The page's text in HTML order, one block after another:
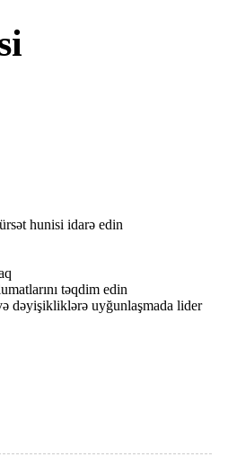
hunisi idarə edin
təqdim edin
dəyişikliklərə uyğunlaşmada lider